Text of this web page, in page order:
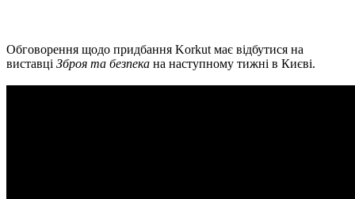
Обговорення щодо придбання Korkut має відбутися на
виставці Зброя та безпека на наступному тижні в Києві.